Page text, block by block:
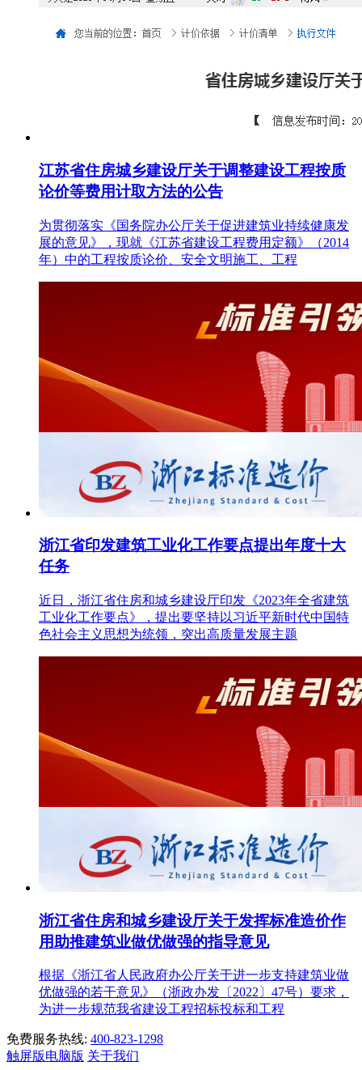
江苏省住房城乡建设厅关于调整建设工程按质
论价等费用计取方法的公告
为贯彻落实《国务院办公厅关于促进建筑业持续健康发
展的意见》，现就《江苏省建设工程费用定额》（2014
年）中的工程按质论价、安全文明施工、工程
浙江省印发建筑工业化工作要点提出年度十大
任务
近日，浙江省住房和城乡建设厅印发《2023年全省建筑
工业化工作要点》，提出要坚持以习近平新时代中国特
色社会主义思想为统领，突出高质量发展主题
浙江省住房和城乡建设厅关于发挥标准造价作
用助推建筑业做优做强的指导意见
根据《浙江省人民政府办公厅关于进一步支持建筑业做
优做强的若干意见》（浙政办发〔2022〕47号）要求，
为进一步规范我省建设工程招标投标和工程
免费服务热线: 400-823-1298
触屏版电脑版 关于我们